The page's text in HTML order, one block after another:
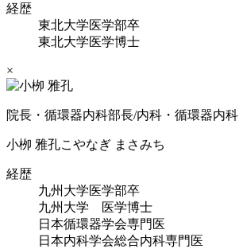
経歴
東北大学医学部卒
東北大学医学博士
×
院長・循環器内科部長/内科・循環器内科
小栁 雅孔こやなぎ まさみち
経歴
九州大学医学部卒
九州大学 医学博士
日本循環器学会専門医
日本内科学会総合内科専門医